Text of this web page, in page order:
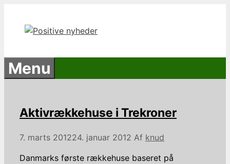
indhold
Menu
Aktivrækkehuse i Trekroner
7. marts 201224. januar 2012 Af knud
Danmarks første rækkehuse baseret på